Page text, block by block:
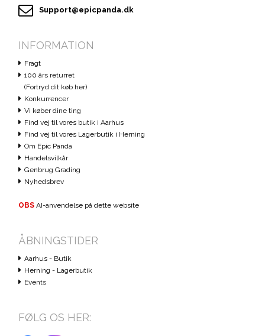
Support@epicpanda.dk
INFORMATION
Fragt
100 års returret
(Fortryd dit køb her)
Konkurrencer
Vi køber dine ting
Find vej til vores butik i Aarhus
Find vej til vores Lagerbutik i Herning
Om Epic Panda
Handelsvilkår
Genbrug Grading
Nyhedsbrev
OBS AI-anvendelse på dette website
ÅBNINGSTIDER
Aarhus - Butik
Herning - Lagerbutik
Events
FØLG OS HER: